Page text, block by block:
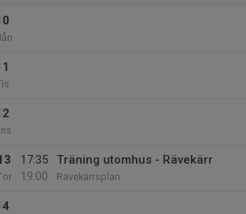
17:35
19:00
Träning utomhus - Rävekärr
Rävekärrsplan